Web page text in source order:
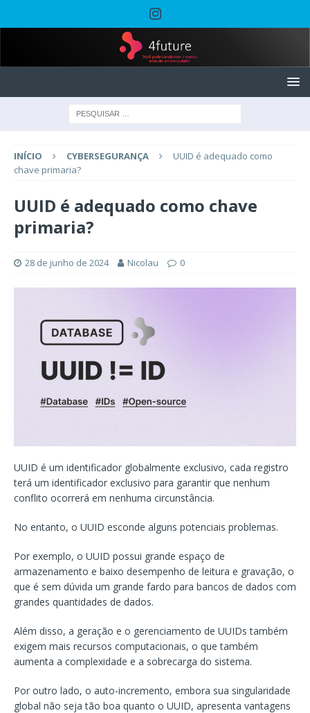
INÍCIO CYBERSEGURANÇA
UUID é adequado como
chave primaria?
UUID é adequado como chave
primaria?
28 de junho de 2024 Nicolau 0
UUID é um identificador globalmente exclusivo, cada registro
terá um identificador exclusivo para garantir que nenhum
conflito ocorrerá em nenhuma circunstância.
No entanto, o UUID esconde alguns potenciais problemas.
Por exemplo, o UUID possui grande espaço de
armazenamento e baixo desempenho de leitura e gravação, o
que é sem dúvida um grande fardo para bancos de dados com
grandes quantidades de dados.
Além disso, a geração e o gerenciamento de UUIDs também
exigem mais recursos computacionais, o que também
aumenta a complexidade e a sobrecarga do sistema.
Por outro lado, o auto-incremento, embora sua singularidade
global não seja tão boa quanto o UUID, apresenta vantagens